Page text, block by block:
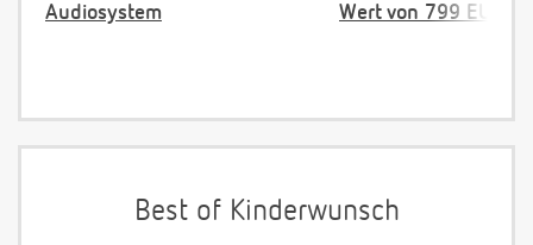
Audiosystem
Wert von 799 EUR
Best of Kinderwunsch